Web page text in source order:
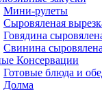
Мини-рулеты
Сыровяленая
Говядина
Свинина
Консервации
Готовые блюда и
Долма